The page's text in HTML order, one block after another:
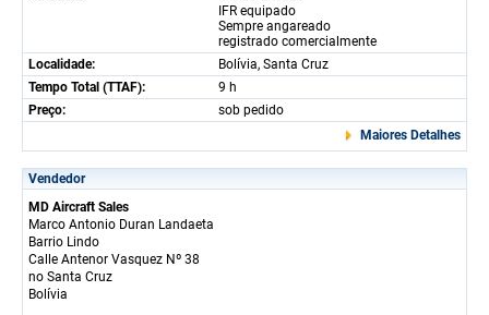
IFR equipado
Sempre angareado
registrado comercialmente
Localidade:
Bolívia, Santa Cruz
Tempo Total (TTAF):
9 h
Preço:
sob pedido
Maiores Detalhes
Vendedor
MD Aircraft Sales
Marco Antonio Duran Landaeta
Barrio Lindo
Calle Antenor Vasquez Nº 38
no Santa Cruz
Bolívia